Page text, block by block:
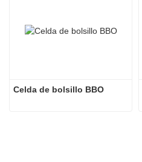
Celda de bolsillo BBO